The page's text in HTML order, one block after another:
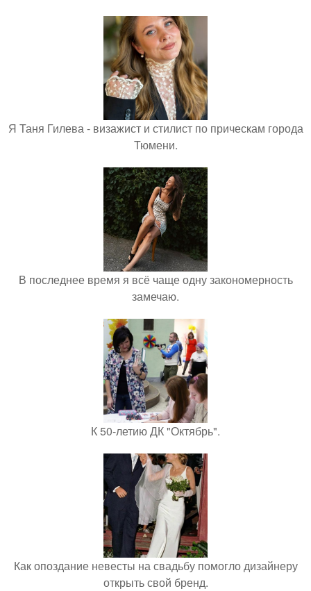
Я Таня Гилева - визажист и стилист по прическам города
Тюмени.
В последнее время я всё чаще одну закономерность
замечаю.
К 50-летию ДК "Октябрь".
Как опоздание невесты на свадьбу помогло дизайнеру
открыть свой бренд.